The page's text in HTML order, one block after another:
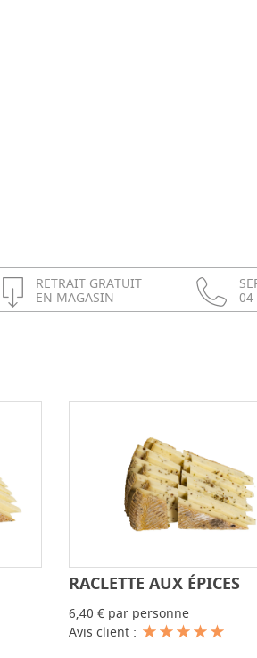
RETRAIT GRATUIT
EN MAGASIN 04
-
RACLETTE AUX ÉPICES
6,40 € par personne
Avis client :